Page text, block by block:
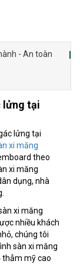
- An toàn
lửng tại
lửng tại
xi măng
theo
xi măng
dụng, nhà
xi măng
nhiều khách
chúng tôi
sàn xi măng
thẫm mỹ cao